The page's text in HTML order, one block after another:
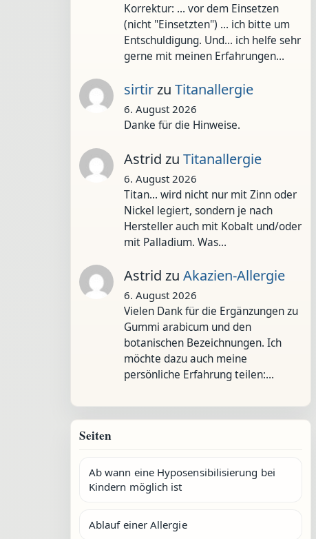
Korrektur: ... vor dem Einsetzen
(nicht "Einsetzten") ... ich bitte um
Entschuldigung. Und... ich helfe sehr
gerne mit meinen Erfahrungen…
sirtirzu Titanallergie
6. August 2026
Danke für die Hinweise.
Astrid zu Titanallergie
6. August 2026
Titan... wird nicht nur mit Zinn oder
Nickel legiert, sondern je nach
Hersteller auch mit Kobalt und/oder
mit Palladium. Was…
Astrid zu Akazien-Allergie
6. August 2026
Vielen Dank für die Ergänzungen zu
Gummi arabicum und den
botanischen Bezeichnungen. Ich
möchte dazu auch meine
persönliche Erfahrung teilen:…
Seiten
Ab wann eine Hyposensibilisierung bei
Kindern möglich ist
Ablauf einer Allergie